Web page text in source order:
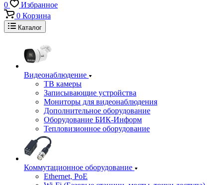
0
Избранное
0 Корзина
Каталог
Видеонаблюдение
ТВ камеры
Записывающие устройства
Мониторы для видеонаблюдения
Дополнительное оборудование
Оборудование БИК-Информ
Тепловизионное оборудование
Коммутационное оборудование
Ethernet, PoE